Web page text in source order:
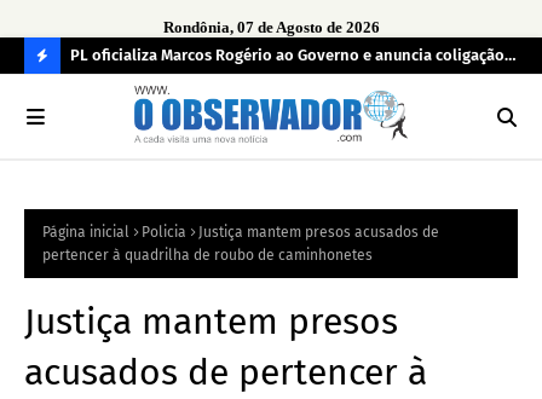
Rondônia, 07 de Agosto de 2026
O
R
PL oficializa Marcos Rogério ao Governo e anuncia coligação
com cinco partidos em Rondônia
Página inicial Policia
Justiça mantem presos acusados de
pertencer à quadrilha de roubo de caminhonetes
Justiça mantem presos
acusados de pertencer à